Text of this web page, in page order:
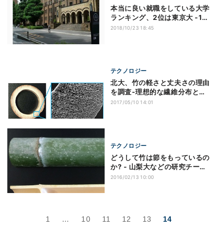
本当に良い就職をしている大学
ランキング、2位は東京大 -1位
は?
2018/10/23 18:45
テクノロジー
北大、竹の軽さと丈夫さの理由
を調査-理想的な繊維分布と判
明
2017/05/10 14:01
テクノロジー
どうして竹は節をもっているの
か? - 山梨大などの研究チーム
が解明
2016/02/13 10:00
1 … 10 11 12 13 14